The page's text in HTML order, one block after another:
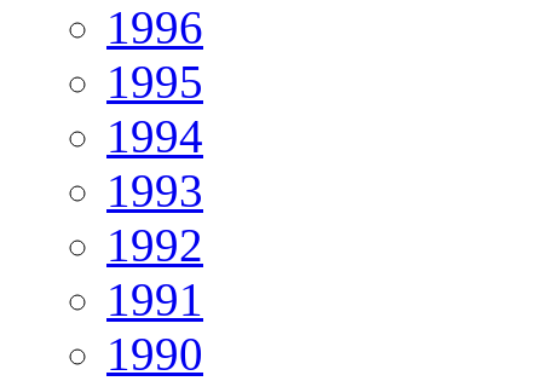
1996
1995
1994
1993
1992
1991
1990